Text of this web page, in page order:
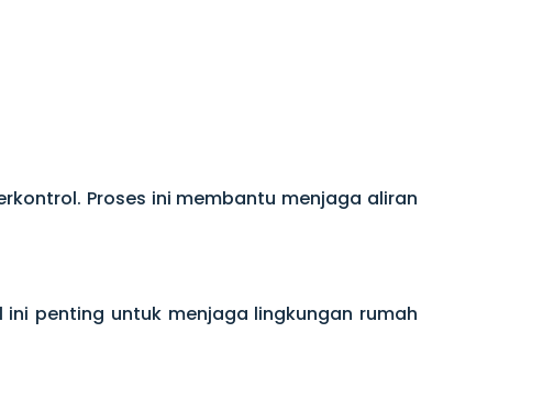
Proses ini membantu menjaga aliran
penting untuk menjaga lingkungan rumah